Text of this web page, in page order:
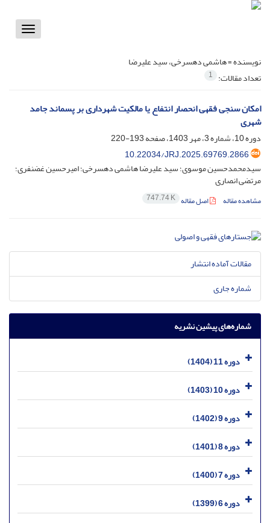
Toggle
نویسنده =هاشمی دهسرخی، سید علیرضا
تعداد مقالات: 1
امکان سنجی فقهی انحصار انتفاع یا مالکیت شهرداری بر پسماند جامد
شهری
دوره 10، شماره 3، مهر 1403، صفحه
193-220
10.22034/JRJ.2025.69769.2866
سیدمحمدحسین موسوی؛ سید علیرضا هاشمی دهسرخی؛ امیرحسین غضنفری؛
مرتضی انصاری
مشاهده مقاله اصل مقاله 747.74 K
مقالات آماده انتشار
شماره جاری
شماره‌های پیشین نشریه
دوره 11 (1404)
دوره 10 (1403)
دوره 9 (1402)
دوره 8 (1401)
دوره 7 (1400)
دوره 6 (1399)